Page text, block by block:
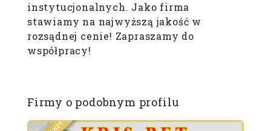
instytucjonalnych. Jako firma
stawiamy na najwyższą jakość w
rozsądnej cenie! Zapraszamy do
współpracy!
Firmy o podobnym profilu